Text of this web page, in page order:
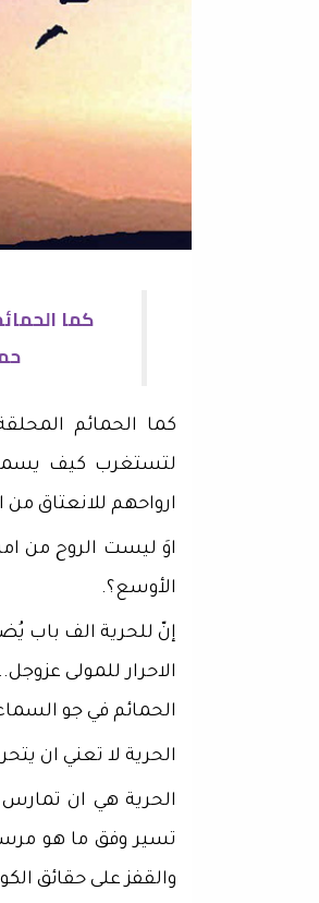
كما
كما الحمائم
لتستغرب كيف يسمح
ارواحهم للانعتاق من
اوَ ليست الروح من
الأوسع؟.
إنّ للحرية الف باب
الاحرار للمولى
الحمائم في جو
الحرية لا تعني ان
الحرية هي ان
تسير وفق ما هو
والقفز على حقائق